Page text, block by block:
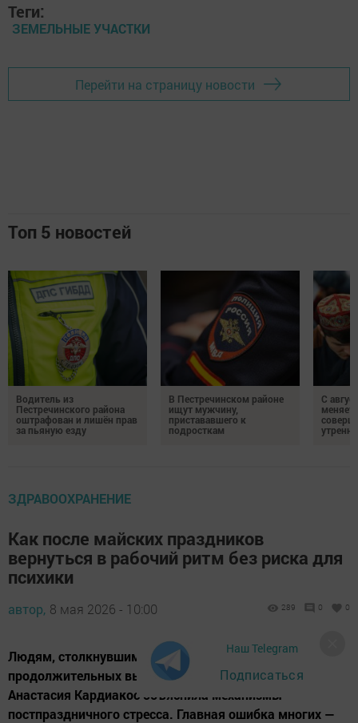
Теги:
ЗЕМЕЛЬНЫЕ УЧАСТКИ
Перейти на страницу новости
Топ 5 новостей
Водитель из
Пестречинского района
оштрафован и лишён прав
за пьяную езду
В Пестречинском районе
ищут мужчину,
пристававшего к
подросткам
С
ЗДРАВООХРАНЕНИЕ
Как после майских праздников
вернуться в рабочий ритм без риска для
психики
автор, 8 мая 2026 - 10:00 289 0 0
Людям, столкнувшимся с упадком сил после
продолжительных выходных, семейный психолог
Анастасия Кардиакос объяснила механизмы
постпраздничного стресса. Главная ошибка многих —
Наш Telegram
Подписаться